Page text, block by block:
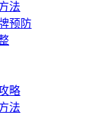
法​
预防​
略​
法​